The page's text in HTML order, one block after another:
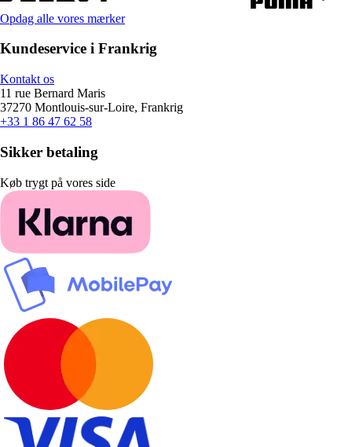
Opdag alle vores mærker
Kundeservice i Frankrig
Kontakt os
11 rue Bernard Maris
37270 Montlouis-sur-Loire, Frankrig
+33 1 86 47 62 58
Sikker betaling
Køb trygt på vores side